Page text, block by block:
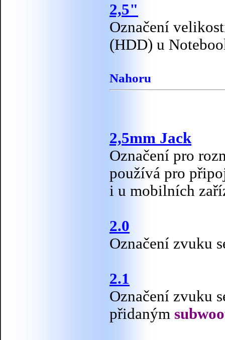
2,5"
Označení
(HDD) u
Nahoru
2,5mm Jack
Označení pro
používá pro
i u mobilních
2.0
Označení zvuku
2.1
Označení zvuku
přidaným